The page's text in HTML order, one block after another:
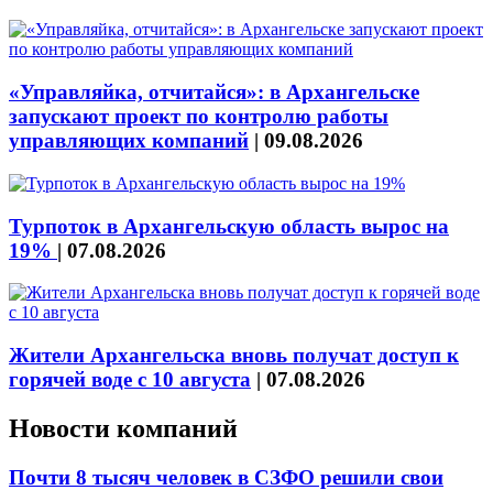
«Управляйка, отчитайся»: в Архангельске
запускают проект по контролю работы
управляющих компаний | 09.08.2026
Турпоток в Архангельскую область вырос на
19% | 07.08.2026
Жители Архангельска вновь получат доступ к
горячей воде с 10 августа | 07.08.2026
Новости компаний
Почти 8 тысяч человек в СЗФО решили свои